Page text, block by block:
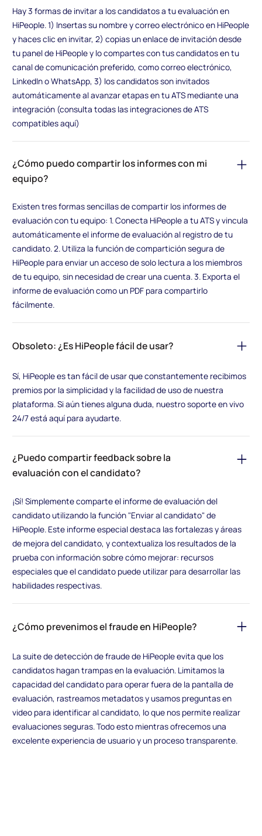
Hay 3 formas de invitar a los candidatos a tu evaluación en
HiPeople. 1) Insertas su nombre y correo electrónico en HiPeople
y haces clic en invitar, 2) copias un enlace de invitación desde
tu panel de HiPeople y lo compartes con tus candidatos en tu
canal de comunicación preferido, como correo electrónico,
LinkedIn o WhatsApp, 3) los candidatos son invitados
automáticamente al avanzar etapas en tu ATS mediante una
integración (consulta todas las integraciones de ATS
compatibles aquí)
¿Cómo puedo compartir los informes con mi
equipo?
Existen tres formas sencillas de compartir los informes de
evaluación con tu equipo: 1. Conecta HiPeople a tu ATS y vincula
automáticamente el informe de evaluación al registro de tu
candidato. 2. Utiliza la función de compartición segura de
HiPeople para enviar un acceso de solo lectura a los miembros
de tu equipo, sin necesidad de crear una cuenta. 3. Exporta el
informe de evaluación como un PDF para compartirlo
fácilmente.
Obsoleto: ¿Es HiPeople fácil de usar?
Sí, HiPeople es tan fácil de usar que constantemente recibimos
premios por la simplicidad y la facilidad de uso de nuestra
plataforma. Si aún tienes alguna duda, nuestro soporte en vivo
24/7 está aquí para ayudarte.
¿Puedo compartir feedback sobre la
evaluación con el candidato?
¡Sí! Simplemente comparte el informe de evaluación del
candidato utilizando la función "Enviar al candidato" de
HiPeople. Este informe especial destaca las fortalezas y áreas
de mejora del candidato, y contextualiza los resultados de la
prueba con información sobre cómo mejorar: recursos
especiales que el candidato puede utilizar para desarrollar las
habilidades respectivas.
¿Cómo prevenimos el fraude en HiPeople?
La suite de detección de fraude de HiPeople evita que los
candidatos hagan trampas en la evaluación. Limitamos la
capacidad del candidato para operar fuera de la pantalla de
evaluación, rastreamos metadatos y usamos preguntas en
video para identificar al candidato, lo que nos permite realizar
evaluaciones seguras. Todo esto mientras ofrecemos una
excelente experiencia de usuario y un proceso transparente.